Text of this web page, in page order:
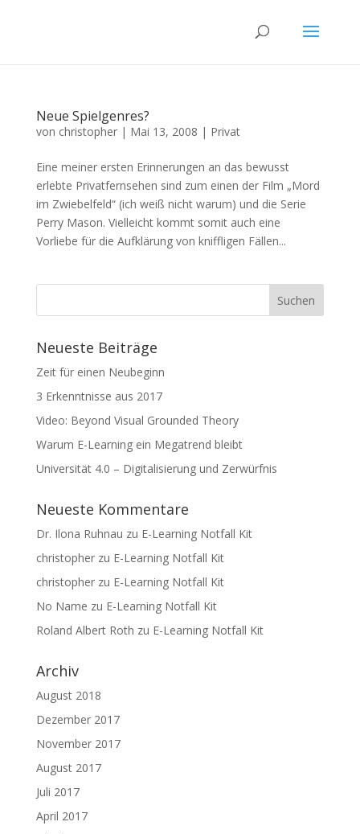
Neue Spielgenres?
von christopher| Mai 13, 2008 | Privat
Eine meiner ersten Erinnerungen an das bewusst
erlebte Privatfernsehen sind zum einen der Film „Mord
im Zwiebelfeld“ (ich weiß nicht warum) und die Serie
Perry Mason. Vielleicht kommt somit auch eine
Vorliebe für die Aufklärung von kniffligen Fällen...
Neueste Beiträge
Zeit für einen Neubeginn
3 Erkenntnisse aus 2017
Video: Beyond Visual Grounded Theory
Warum E-Learning ein Megatrend bleibt
Universität 4.0 – Digitalisierung und Zerwürfnis
Neueste Kommentare
Dr. Ilona Ruhnau zu E-Learning Notfall Kit
christopherzu E-Learning Notfall Kit
christopherzu E-Learning Notfall Kit
No Name zu E-Learning Notfall Kit
Roland Albert Roth zu E-Learning Notfall Kit
Archiv
August 2018
Dezember 2017
November 2017
August 2017
Juli 2017
April 2017